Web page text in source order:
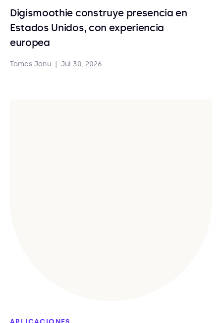
Digismoothie construye presencia en
Estados Unidos, con experiencia
europea
Tomas Janu Jul 30, 2026